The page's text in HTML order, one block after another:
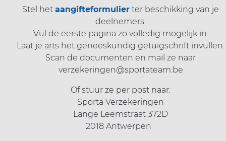
Stel het aangifteformulier ter beschikking van je
deelnemers.
Vul de eerste pagina zo volledig mogelijk in.
Laat je arts het geneeskundig getuigschrift invullen.
Scan de documenten en mail ze naar
verzekeringen@sportateam.be
Of stuur ze per post naar:
Sporta Verzekeringen
Lange Leemstraat 372D
2018 Antwerpen